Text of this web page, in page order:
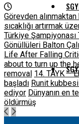
Görevden
sıcaklığı artırmak
Türkiye Şampiyonası
Gönüllüleri Balton
Life After Falling
about to turn up the
removal 14. TAYK –
başladı Runit
ediyor Dünyanın en
öldürmüş